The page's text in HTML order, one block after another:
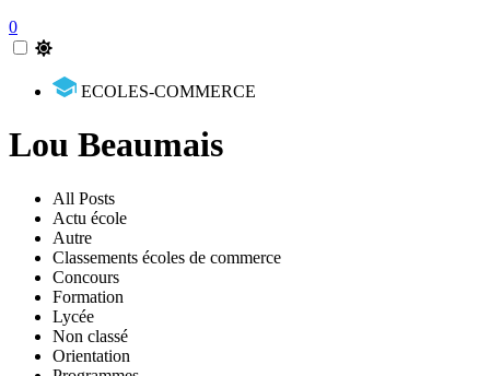
0
ECOLES-COMMERCE
Lou Beaumais
All Posts
Actu école
Autre
Classements écoles de commerce
Concours
Formation
Lycée
Non classé
Orientation